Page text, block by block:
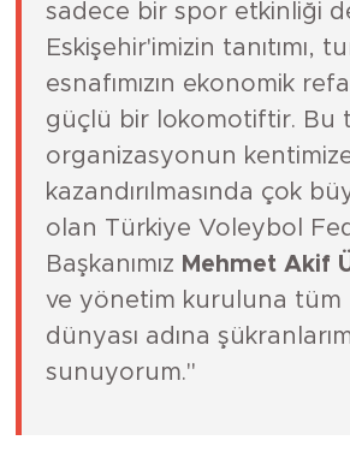
sadece bir spor etkinliği
Eskişehir'imizin tanıtımı,
esnafımızın ekonomik
güçlü bir lokomotiftir. Bu
organizasyonun
kazandırılmasında çok
olan Türkiye Voleybol
Başkanımız Mehmet Akif
ve yönetim kuruluna tüm
dünyası adına şükranlarımı